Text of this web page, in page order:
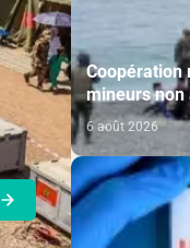
Coopération
mineurs non
question de
Instructions
6 août 2026